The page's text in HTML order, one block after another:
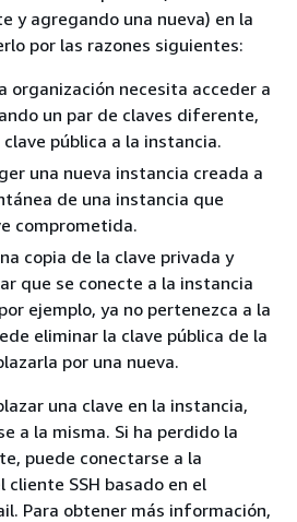
y agregando una nueva) en la
por las razones siguientes:
organización necesita acceder a
un par de claves diferente,
pública a la instancia.
una nueva instancia creada a
de una instancia que
comprometida.
copia de la clave privada y
que se conecte a la instancia
ejemplo, ya no pertenezca a la
eliminar la clave pública de la
por una nueva.
una clave en la instancia,
a la misma. Si ha perdido la
puede conectarse a la
SSH basado en el
Para obtener más información,